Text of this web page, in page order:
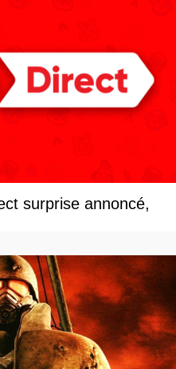
surprise annoncé,